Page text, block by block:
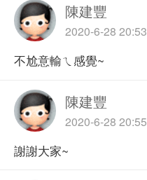
陳建豐
2020-6-28 20:53
不尬意輸ㄟ感覺~
陳建豐
2020-6-28 20:55
謝謝大家~